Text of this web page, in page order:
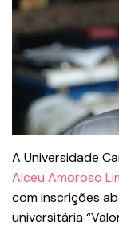
A Universidade
Alceu Amoroso
com inscrições
universitária